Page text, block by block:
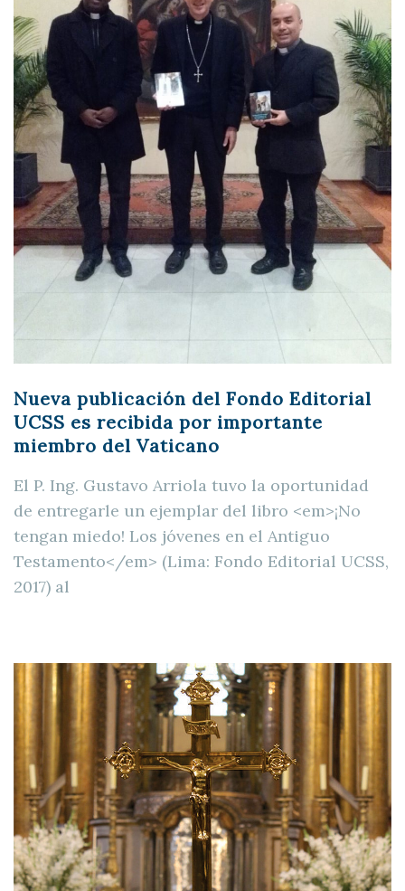
Nueva publicación del Fondo Editorial
UCSS es recibida por importante
miembro del Vaticano
El P. Ing. Gustavo Arriola tuvo la oportunidad
de entregarle un ejemplar del libro <em>¡No
tengan miedo! Los jóvenes en el Antiguo
Testamento</em> (Lima: Fondo Editorial UCSS,
2017) al